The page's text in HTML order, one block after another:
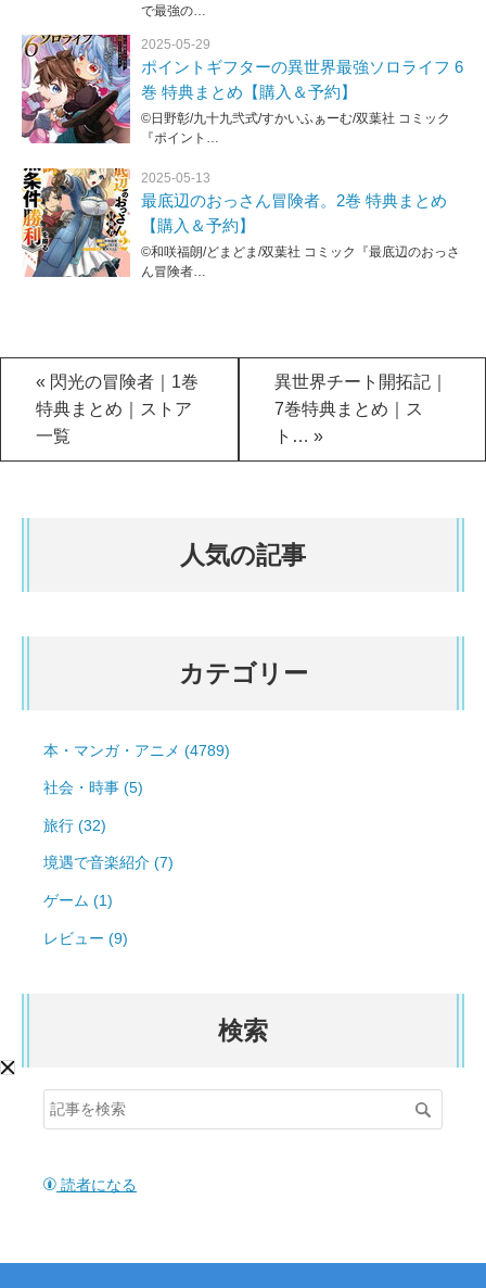
で最強の…
2025-05-29
ポイントギフターの異世界最強ソロライフ 6
巻 特典まとめ【購入＆予約】
©日野彰/九十九弐式/すかいふぁーむ/双葉社 コミック
『ポイント…
2025-05-13
最底辺のおっさん冒険者。2巻 特典まとめ
【購入＆予約】
©和咲福朗/どまどま/双葉社 コミック『最底辺のおっさ
ん冒険者…
« 閃光の冒険者｜1巻
特典まとめ｜ストア
一覧
異世界チート開拓記｜
7巻特典まとめ｜ス
ト…»
人気の記事
カテゴリー
本・マンガ・アニメ (4789)
社会・時事 (5)
旅行 (32)
境遇で音楽紹介 (7)
ゲーム (1)
レビュー (9)
検索
読者になる